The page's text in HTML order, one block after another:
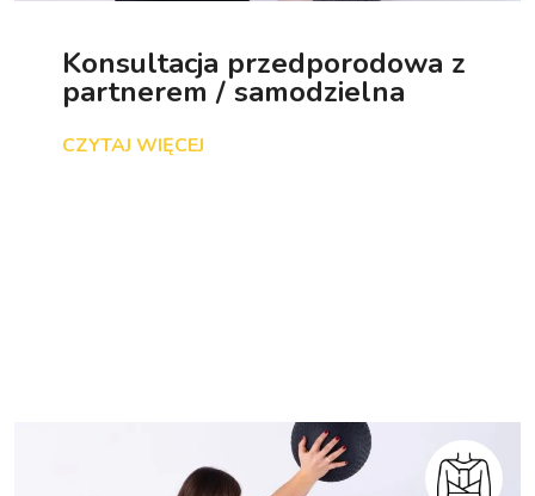
Konsultacja przedporodowa z
partnerem / samodzielna
CZYTAJ WIĘCEJ